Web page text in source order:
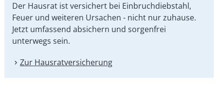
Der Hausrat ist versichert bei Einbruchdiebstahl,
Feuer und weiteren Ursachen - nicht nur zuhause.
Jetzt umfassend absichern und sorgenfrei
unterwegs sein.
Zur Hausrat­versicherung